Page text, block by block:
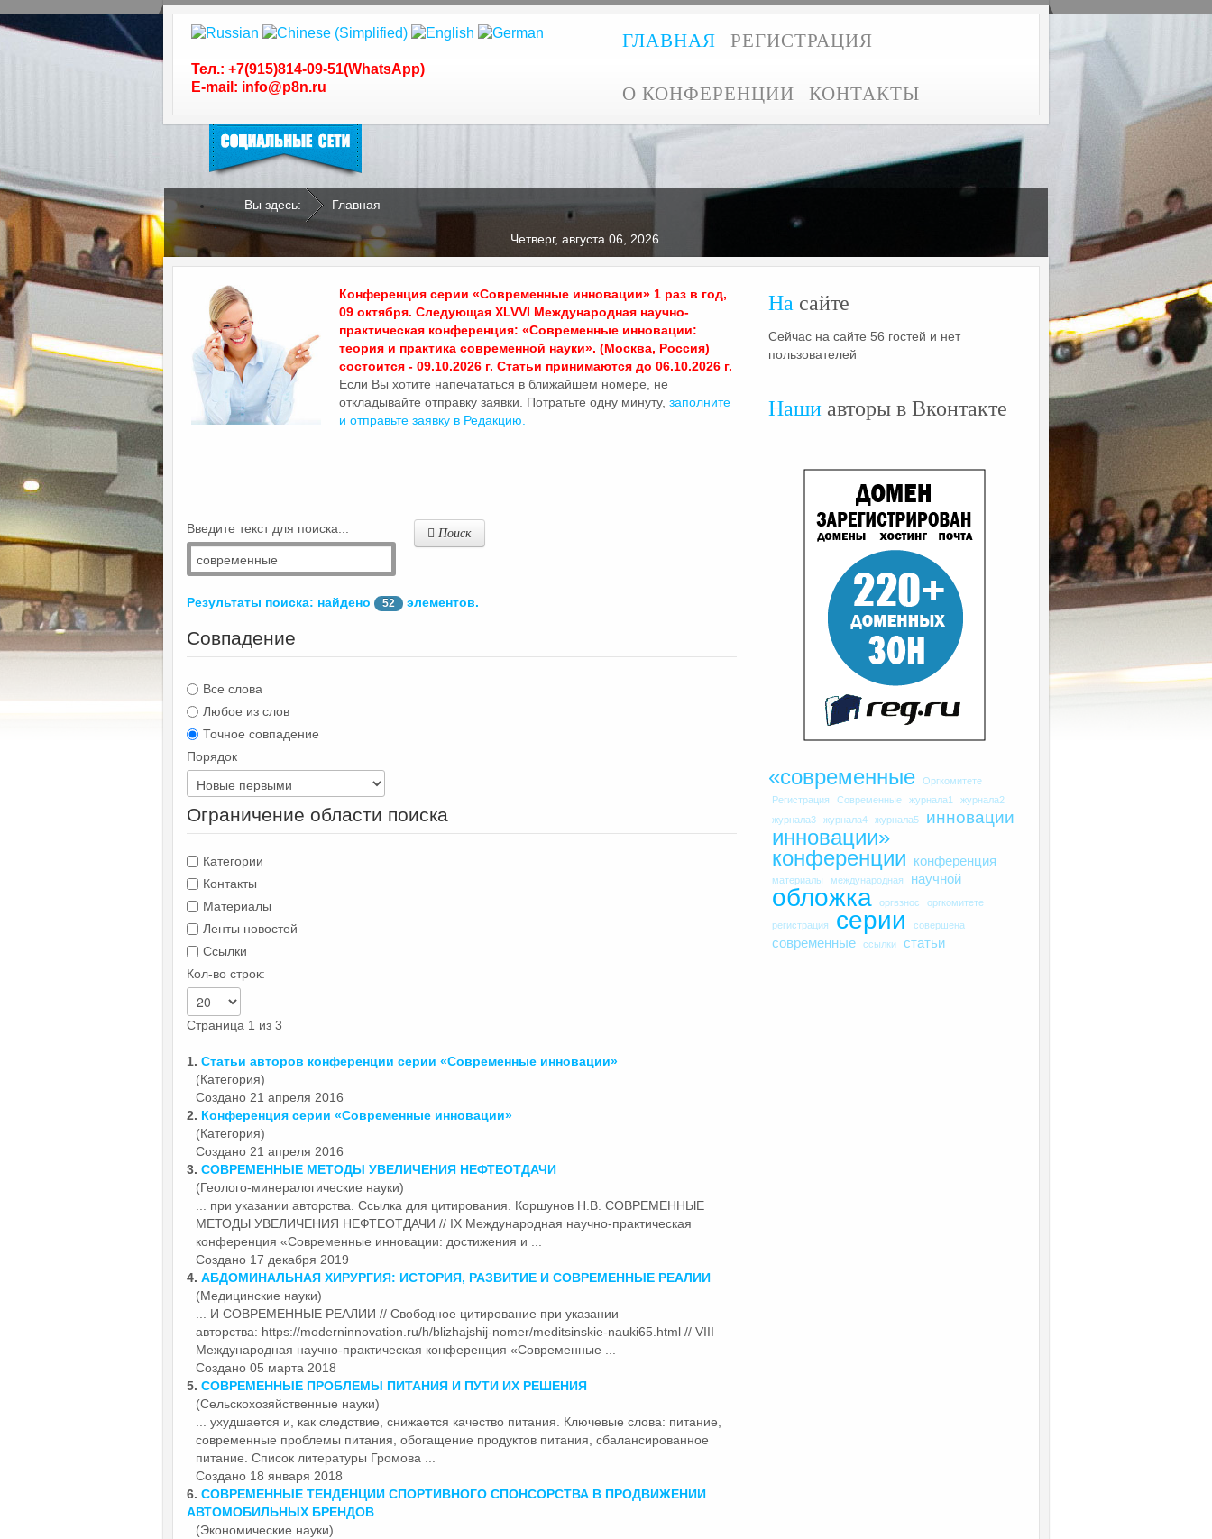
Тел.: +7(915)814-09-51(WhatsApp)
E-mail: info@p8n.ru
ГЛАВНАЯ РЕГИСТРАЦИЯ
О КОНФЕРЕНЦИИ КОНТАКТЫ
Следуйте за нами в
.
Вы здесь: Главная
Четверг, августа 06, 2026
Конференция серии «Современные инновации» 1 раз в год,
09 октября. Следующая XLVVI Международная научно-
практическая конференция: «Современные инновации:
теория и практика современной науки». (Москва, Россия)
состоится - 09.10.2026 г. Статьи принимаются до 06.10.2026 г.
Если Вы хотите напечататься в ближайшем номере, не
откладывайте отправку заявки. Потратьте одну минуту, заполните
и отправьте заявку в Редакцию.
Введите текст для поиска... Поиск
Результаты поиска: найдено 52 элементов.
Совпадение
Все слова
Любое из слов
Точное совпадение
Порядок
Ограничение области поиска
Категории
Контакты
Материалы
Ленты новостей
Ссылки
Кол-во строк:
Страница 1 из 3
1. Статьи авторов конференции серии «Современные инновации»
(Категория)
Создано 21 апреля 2016
2. Конференция серии «Современные инновации»
(Категория)
Создано 21 апреля 2016
3. СОВРЕМЕННЫЕ МЕТОДЫ УВЕЛИЧЕНИЯ НЕФТЕОТДАЧИ
(Геолого-минералогические науки)
... при указании авторства. Ссылка для цитирования. Коршунов Н.В. СОВРЕМЕННЫЕ
МЕТОДЫ УВЕЛИЧЕНИЯ НЕФТЕОТДАЧИ // IX Международная научно-практическая
конференция «Современные инновации: достижения и ...
Создано 17 декабря 2019
4. АБДОМИНАЛЬНАЯ ХИРУРГИЯ: ИСТОРИЯ, РАЗВИТИЕ И СОВРЕМЕННЫЕ РЕАЛИИ
(Медицинские науки)
... И СОВРЕМЕННЫЕ РЕАЛИИ // Свободное цитирование при указании
авторства: https://moderninnovation.ru/h/blizhajshij-nomer/meditsinskie-nauki65.html // VIII
Международная научно-практическая конференция «Современные ...
Создано 05 марта 2018
5. СОВРЕМЕННЫЕ ПРОБЛЕМЫ ПИТАНИЯ И ПУТИ ИХ РЕШЕНИЯ
(Сельскохозяйственные науки)
... ухудшается и, как следствие, снижается качество питания. Ключевые слова: питание,
современные проблемы питания, обогащение продуктов питания, сбалансированное
питание. Список литературы Громова ...
Создано 18 января 2018
6. СОВРЕМЕННЫЕ ТЕНДЕНЦИИ СПОРТИВНОГО СПОНСОРСТВА В ПРОДВИЖЕНИИ
АВТОМОБИЛЬНЫХ БРЕНДОВ
(Экономические науки)
На сайте
Сейчас на сайте 56 гостей и нет
пользователей
Наши авторы в Вконтакте
«современные
Оргкомитете
Регистрация
Современные журнала1
журнала2
журнала3
журнала4 журнала5 инновации
инновации»
конференции
конференция
материалы международная научной
обложка оргвзнос оргкомитете
регистрация серии совершена
современные ссылки статьи